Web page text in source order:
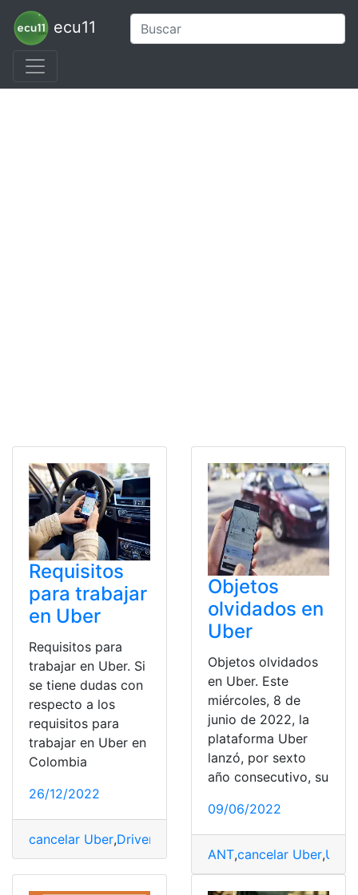
ecu11
Requisitos
para trabajar
en Uber
Requisitos para
trabajar en Uber. Si
se tiene dudas con
respecto a los
requisitos para
trabajar en Uber en
Colombia
26/12/2022
cancelar Uber,Driver Easy drivers,Uber,Uber Eats
Objetos
olvidados en
Uber
Objetos olvidados
en Uber. Este
miércoles, 8 de
junio de 2022, la
plataforma Uber
lanzó, por sexto
año consecutivo, su
09/06/2022
ANT,cancelar Uber,Uber